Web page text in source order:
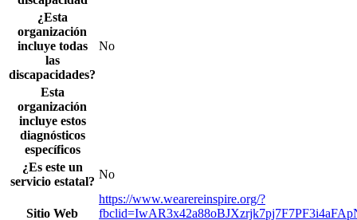
¿Esta
organización
incluye todas
las
discapacidades?
No
Esta
organización
incluye estos
diagnósticos
específicos
¿Es este un
servicio estatal?
No
Sitio Web
https://www.wearereinspire.org/?